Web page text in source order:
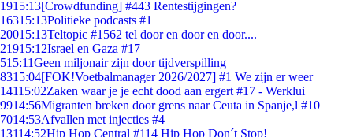
1915:13[Crowdfunding] #443 Rentestijgingen?
16315:13Politieke podcasts #1
20015:13Teltopic #1562 tel door en door en door....
21915:12Israel en Gaza #17
515:11Geen miljonair zijn door tijdverspilling
8315:04[FOK!Voetbalmanager 2026/2027] #1 We zijn er weer
14115:02Zaken waar je je echt dood aan ergert #17 - Werklui
9914:56Migranten breken door grens naar Ceuta in Spanje,l #10
7014:53Afvallen met injecties #4
13114:52Hip Hop Central #114 Hip Hop Don´t Stop!